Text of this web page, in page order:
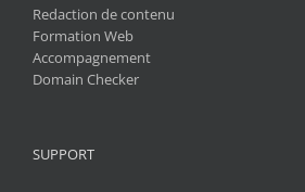
Redaction de contenu
Formation Web
Accompagnement
Domain Checker
SUPPORT